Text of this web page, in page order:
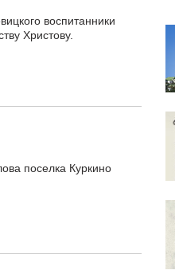
воспитанники
Христову.
поселка Куркино